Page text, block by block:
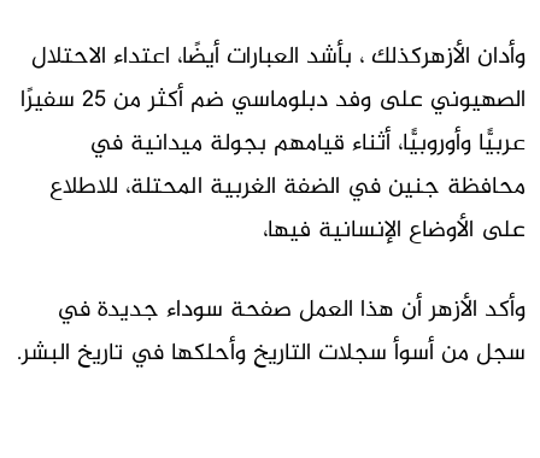
وأدان الأزهركذلك ، بأشد العبارات أيضًا، اعتداء الاحتلال
الصهيوني على وفد دبلوماسي ضم أكثر من 25 سفيرًا
عربيًّا وأوروبيًّا، أثناء قيامهم بجولة ميدانية في
محافظة جنين في الضفة الغربية المحتلة، للاطلاع
على الأوضاع الإنسانية فيها،
وأكد الأزهر أن هذا العمل صفحة سوداء جديدة في
سجل من أسوأ سجلات التاريخ وأحلكها في تاريخ البشر.